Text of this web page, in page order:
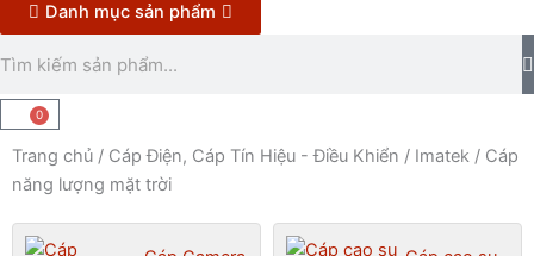
Danh mục sản phẩm
kiếm
0
Cart
Trang chủ / Cáp Điện, Cáp Tín Hiệu - Điều Khiển / Imatek / Cáp
năng lượng mặt trời